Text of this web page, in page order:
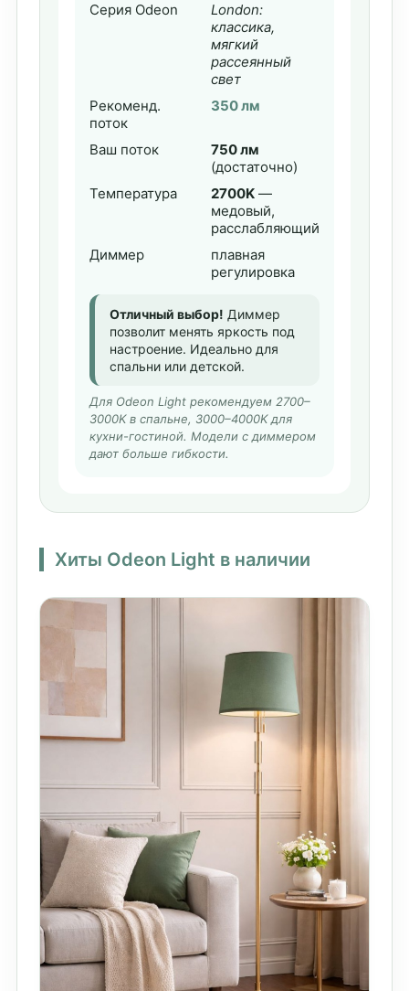
Серия Odeon
London:
классика,
мягкий
рассеянный
свет
Рекоменд.
поток
350 лм
Ваш поток
750 лм
(достаточно)
Температура
2700K —
медовый,
расслабляющий
Диммер
плавная
регулировка
Отличный выбор! Диммер
позволит менять яркость под
настроение. Идеально для
спальни или детской.
Для Odeon Light рекомендуем 2700–
3000K в спальне, 3000–4000K для
кухни-гостиной. Модели с диммером
дают больше гибкости.
Хиты Odeon Light в наличии